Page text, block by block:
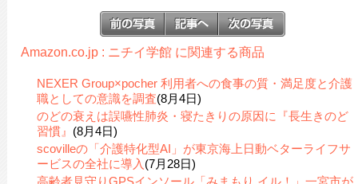
Amazon.co.jp : ニチイ学館 に関連する商品
NEXER Group×pocher 利用者への食事の質・満足度と介護
職としての意識を調査(8月4日)
のどの衰えは誤嚥性肺炎・寝たきりの原因に『長生きのど
習慣』 (8月4日)
scovilleの「介護特化型AI」が東京海上日動ベターライフサ
ービスの全社に導入 (7月28日)
高齢者見守りGPSインソール「みまもり イル！」一宮市が